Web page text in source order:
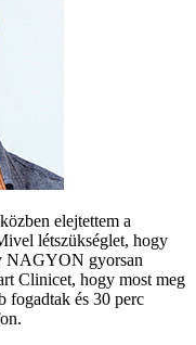
elejtettem a
létszükséglet, hogy
NAGYON gyorsan
Clinicet, hogy most meg
fogadtak és 30 perc